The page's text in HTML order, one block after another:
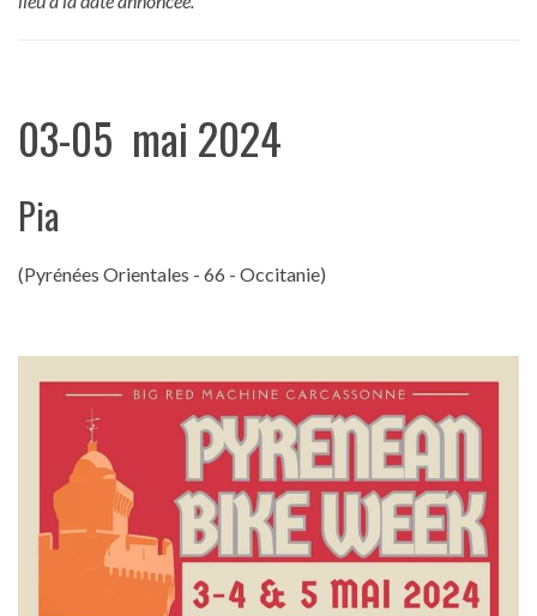
03-05 mai 2024
Pia
(Pyrénées Orientales - 66 - Occitanie)